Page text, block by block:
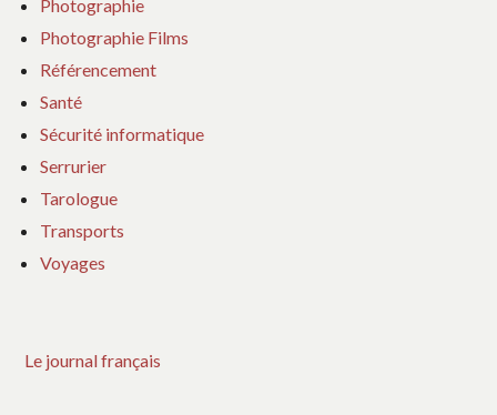
Photographie
Photographie Films
Référencement
Santé
Sécurité informatique
Serrurier
Tarologue
Transports
Voyages
Le journal français